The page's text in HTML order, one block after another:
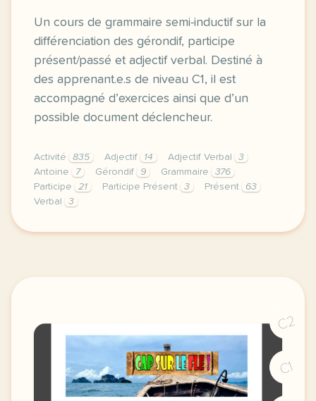
Un cours de grammaire semi-inductif sur la
différenciation des gérondif, participe
présent/passé et adjectif verbal. Destiné à
des apprenant.e.s de niveau C1, il est
accompagné d’exercices ainsi que d’un
possible document déclencheur.
Activité 835 Adjectif 14 Adjectif Verbal
3
Antoine
7 Gérondif 9 Grammaire
376
Participe
21 Participe Présent 3 Présent
63
Verbal
3
bonjour a tous nous camille manon avons
C2
C1